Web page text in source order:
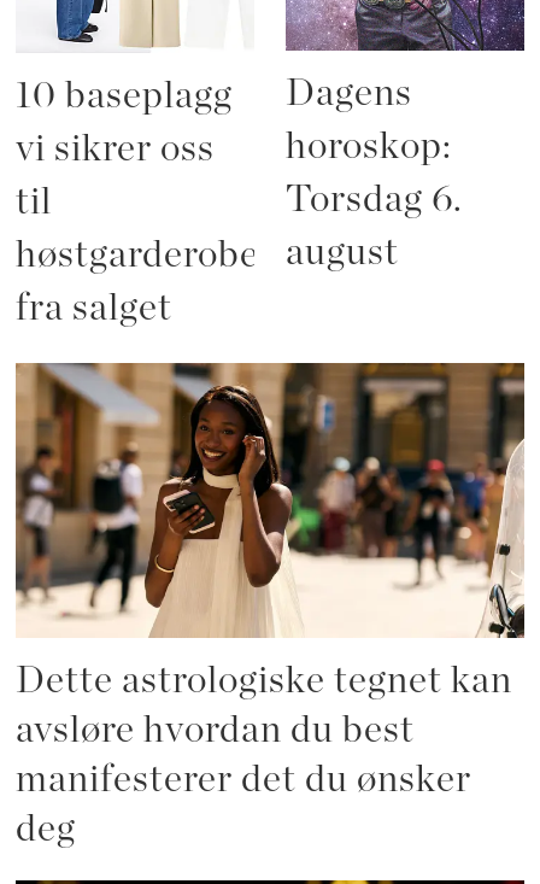
10 baseplagg
vi sikrer oss
til
høstgarderoben
fra salget
Dagens
horoskop:
Torsdag 6.
august
Dette astrologiske tegnet kan
avsløre hvordan du best
manifesterer det du ønsker
deg